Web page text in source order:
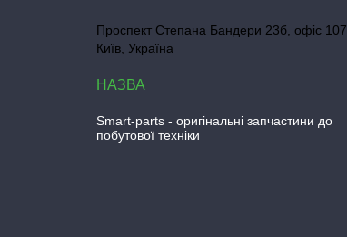
Проспект Степана Бандери 23б, офіс 107,
Київ, Україна
Smart-parts - оригінальні запчастини до
побутової техніки